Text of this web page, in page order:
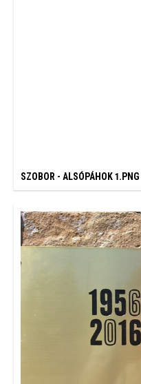
SZOBOR - ALSÓPÁHOK 1.PNG